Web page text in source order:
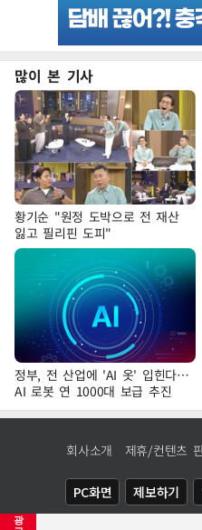
광
많이 본 기사
황기순 "원정 도박으로 전 재산
잃고 필리핀 도피"
정부, 전 산업에 'AI 옷' 입힌다…
AI 로봇 연 1000대 보급 추진
회사소개 제휴/컨텐츠
PC화면 제보하기